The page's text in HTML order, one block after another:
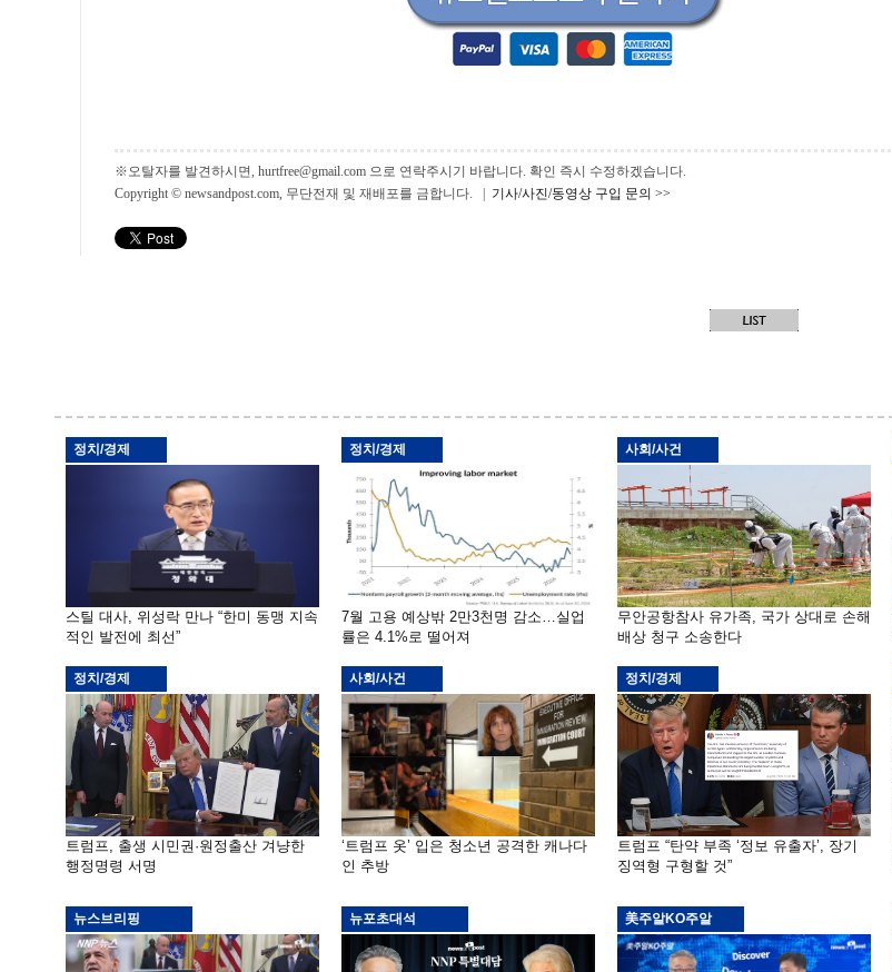
※오탈자를 발견하시면, hurtfree@gmail.com 으로 연락주시기 바랍니다. 확인 즉시 수정하겠습니다.
Copyright © newsandpost.com, 무단전재 및 재배포를 금합니다. | 기사/사진/동영상 구입 문의 >>
정치/경제
스틸 대사, 위성락 만나 “한미 동맹 지속
적인 발전에 최선”
정치/경제
7월 고용 예상밖 2만3천명 감소…실업
률은 4.1%로 떨어져
사회/사건
무안공항참사 유가족, 국가 상대로 손해
배상 청구 소송한다
정치/경제
트럼프, 출생 시민권·원정출산 겨냥한
행정명령 서명
사회/사건
‘트럼프 옷’ 입은 청소년 공격한 캐나다
인 추방
정치/경제
트럼프 “탄약 부족 ‘정보 유출자’, 장기
징역형 구형할 것”
뉴스브리핑 뉴포초대석 美주알KO주알